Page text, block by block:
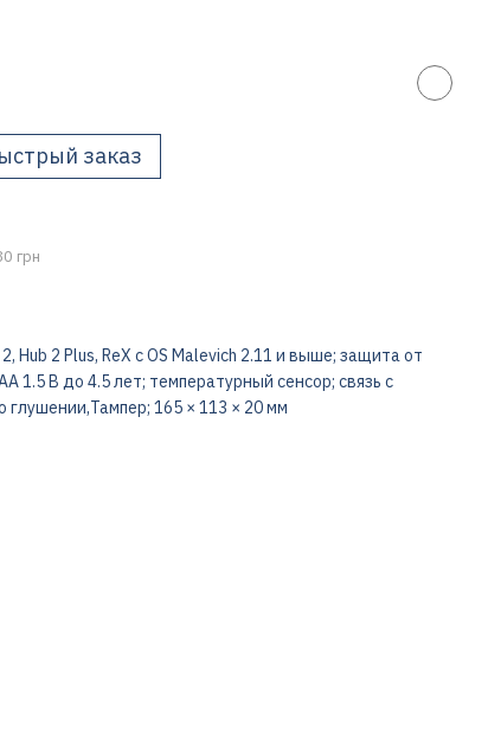
заказ
грн
Hub 2 Plus, ReX с OS Malevich 2.11 и выше; защита от
1.5 В до 4.5 лет; температурный сенсор; связь с
165 × 113 × 20 мм